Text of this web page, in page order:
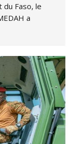
du Faso, le
a